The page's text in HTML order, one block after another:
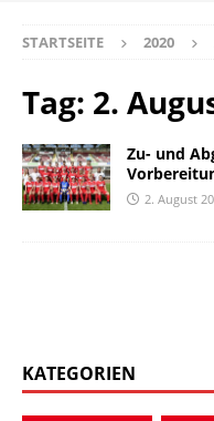
STARTSEITE 2020
Tag: 2.
Zu- und
2. August
KATEGORIEN